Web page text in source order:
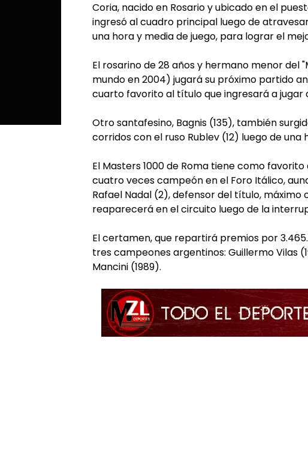
Coria, nacido en Rosario y ubicado en el
ingresó al cuadro principal luego de
una hora y media de juego, para lograr el
El rosarino de 28 años y hermano menor del
mundo en 2004) jugará su próximo partido
cuarto favorito al título que ingresará a
Otro santafesino, Bagnis (135), también
corridos con el ruso Rublev (12) luego de una
El Masters 1000 de Roma tiene como
cuatro veces campeón en el Foro Itálico,
Rafael Nadal (2), defensor del título,
reaparecerá en el circuito luego de la
El certamen, que repartirá premios por
tres campeones argentinos: Guillermo Vilas
Mancini (1989).